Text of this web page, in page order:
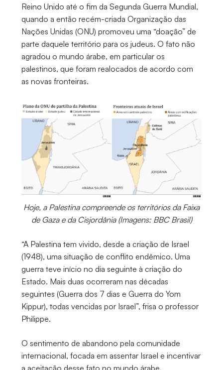
Reino Unido até o fim da Segunda Guerra Mundial,
quando a então recém-criada Organização das
Nações Unidas (ONU) promoveu uma “doação” de
parte daquele território para os judeus. O fato não
agradou o mundo árabe, em particular os
palestinos, que foram realocados de acordo com
as novas fronteiras.
Hoje, a Palestina compreende os territórios da Faixa
de Gaza e da Cisjordânia (Imagens: BBC Brasil)
“A Palestina tem vivido, desde a criação de Israel
(1948), uma situação de conflito endêmico. Uma
guerra teve início no dia seguinte à criação do
Estado. Mais duas ocorreram nas décadas
seguintes (Guerra dos 7 dias e Guerra do Yom
Kippur), todas vencidas por Israel”, frisa o professor
Philippe.
O sentimento de abandono pela comunidade
internacional, focada em assentar Israel e incentivar